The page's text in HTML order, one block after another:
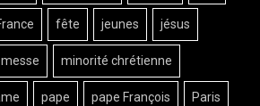
fête jeunes jésus
messe minorité chrétienne
pape pape François Paris